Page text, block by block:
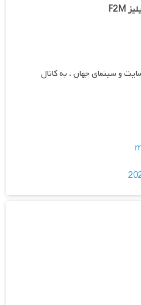
و سینمای جهان ، به کانال